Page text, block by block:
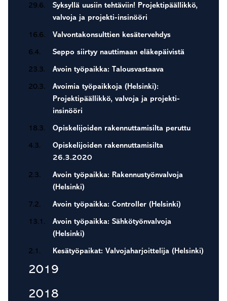
29.6.
Syksyllä uusiin tehtäviin! Projektipäällikkö,
valvoja ja projekti-insinööri
16.6. Valvontakonsulttien kesätervehdys
6.4. Seppo siirtyy nauttimaan eläkepäivistä
23.3. Avoin työpaikka: Talousvastaava
20.3.
Avoimia työpaikkoja (Helsinki):
Projektipäällikkö, valvoja ja projekti-
insinööri
18.3. Opiskelijoiden rakennuttamisilta peruttu
4.3.
Opiskelijoiden rakennuttamisilta
26.3.2020
2.3.
Avoin työpaikka: Rakennustyönvalvoja
(Helsinki)
7.2. Avoin työpaikka: Controller (Helsinki)
13.1.
Avoin työpaikka: Sähkötyönvalvoja
(Helsinki)
2.1. Kesätyöpaikat: Valvojaharjoittelija (Helsinki)
2019
2018